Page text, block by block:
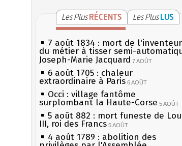
Les Plus RÉCENTS Les Plus LUS
7 août 1834 : mort de l'inventeur
du métier à tisser semi-
Joseph-Marie Jacquard 7 AOÛT
6 août 1705 : chaleur
extraordinaire à Paris 6 AOÛT
Occi : village fantôme
surplombant la Haute-Corse 5 AOÛT
5 août 882 : mort funeste de
III, roi des Francs 5 AOÛT
4 août 1789 : abolition des